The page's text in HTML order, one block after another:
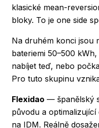
klasické mean-
bloky. To je one side
Na druhém konci jsou
bateriemi 50–500
nabíjet teď, nebo
Pro tuto skupinu
Flexidao — španělský
původu a optimalizující
na IDM. Reálně